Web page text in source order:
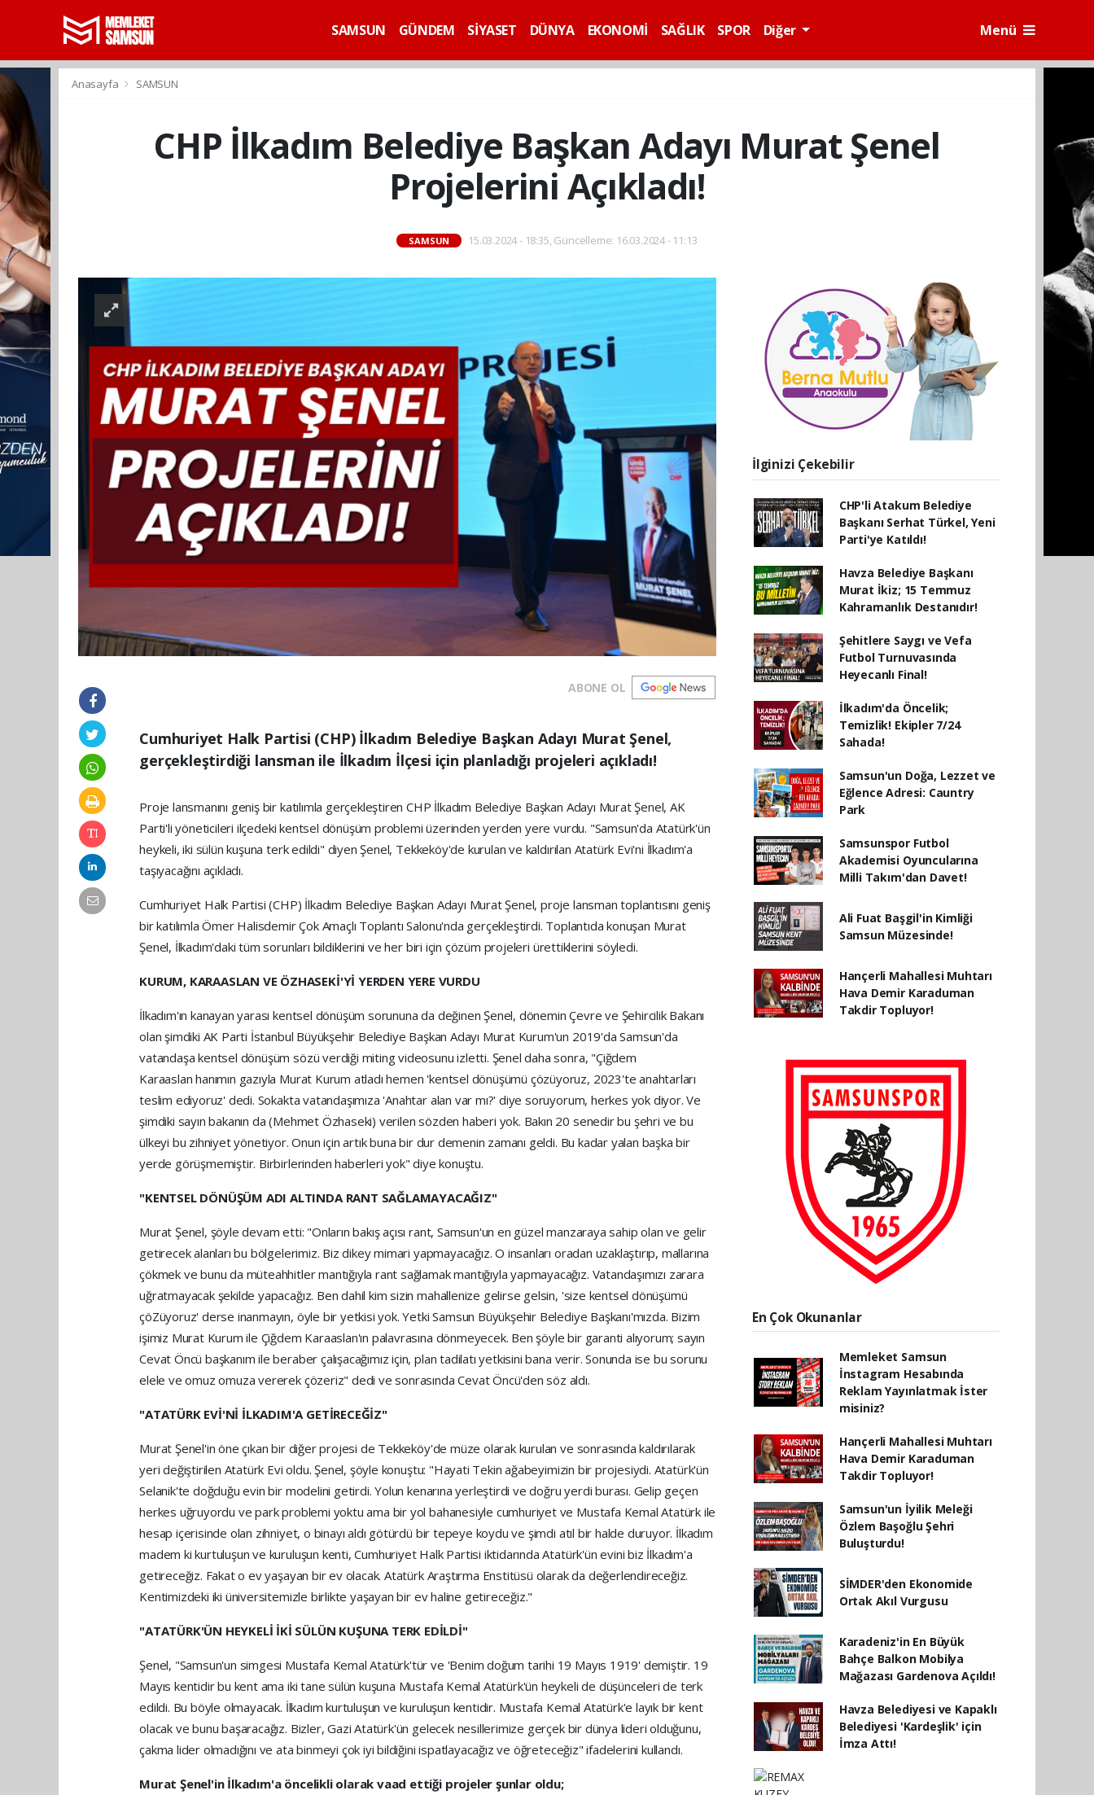
SAMSUN GÜNDEM SİYASET DÜNYA EKONOMİ SAĞLIK SPOR Diğer Menü
Anasayfa SAMSUN
CHP İlkadım Belediye Başkan Adayı Murat Şenel
Projelerini Açıkladı!
SAMSUN 15.03.2024 - 18:35, Güncelleme: 16.03.2024 - 11:13
ABONE OL
Cumhuriyet Halk Partisi (CHP) İlkadım Belediye Başkan Adayı Murat Şenel,
gerçekleştirdiği lansman ile İlkadım İlçesi için planladığı projeleri açıkladı!
Proje lansmanını geniş bir katılımla gerçekleştiren CHP İlkadım Belediye Başkan Adayı Murat Şenel, AK
Parti'li yöneticileri ilçedeki kentsel dönüşüm problemi üzerinden yerden yere vurdu. "Samsun'da Atatürk'ün
heykeli, iki sülün kuşuna terk edildi" diyen Şenel, Tekkeköy'de kurulan ve kaldırılan Atatürk Evi'ni İlkadım'a
taşıyacağını açıkladı.
Cumhuriyet Halk Partisi (CHP) İlkadım Belediye Başkan Adayı Murat Şenel, proje lansman toplantısını geniş
bir katılımla Ömer Halisdemir Çok Amaçlı Toplantı Salonu'nda gerçekleştirdi. Toplantıda konuşan Murat
Şenel, İlkadım'daki tüm sorunları bildiklerini ve her biri için çözüm projeleri ürettiklerini söyledi.
KURUM, KARAASLAN VE ÖZHASEKİ'Yİ YERDEN YERE VURDU
İlkadım'ın kanayan yarası kentsel dönüşüm sorununa da değinen Şenel, dönemin Çevre ve Şehircilik Bakanı
olan şimdiki AK Parti İstanbul Büyükşehir Belediye Başkan Adayı Murat Kurum'un 2019'da Samsun'da
vatandaşa kentsel dönüşüm sözü verdiği miting videosunu izletti. Şenel daha sonra, "Çiğdem
Karaaslan hanımın gazıyla Murat Kurum atladı hemen 'kentsel dönüşümü çözüyoruz, 2023'te anahtarları
teslim ediyoruz' dedi. Sokakta vatandaşımıza 'Anahtar alan var mı?' diye soruyorum, herkes yok diyor. Ve
şimdiki sayın bakanın da (Mehmet Özhaseki) verilen sözden haberi yok. Bakın 20 senedir bu şehri ve bu
ülkeyi bu zihniyet yönetiyor. Onun için artık buna bir dur demenin zamanı geldi. Bu kadar yalan başka bir
yerde görüşmemiştir. Birbirlerinden haberleri yok" diye konuştu.
"KENTSEL DÖNÜŞÜM ADI ALTINDA RANT SAĞLAMAYACAĞIZ"
Murat Şenel, şöyle devam etti: "Onların bakış açısı rant, Samsun'un en güzel manzaraya sahip olan ve gelir
getirecek alanları bu bölgelerimiz. Biz dikey mimari yapmayacağız. O insanları oradan uzaklaştırıp, mallarına
çökmek ve bunu da müteahhitler mantığıyla rant sağlamak mantığıyla yapmayacağız. Vatandaşımızı zarara
uğratmayacak şekilde yapacağız. Ben dahil kim sizin mahallenize gelirse gelsin, 'size kentsel dönüşümü
çöZüyoruz' derse inanmayın, öyle bir yetkisi yok. Yetki Samsun Büyükşehir Belediye Başkanı'mızda. Bizim
işimiz Murat Kurum ile Çiğdem Karaaslan'ın palavrasına dönmeyecek. Ben şöyle bir garanti alıyorum; sayın
Cevat Öncü başkanım ile beraber çalışacağımız için, plan tadilatı yetkisini bana verir. Sonunda ise bu sorunu
elele ve omuz omuza vererek çözeriz" dedi ve sonrasında Cevat Öncü'den söz aldı.
"ATATÜRK EVİ'Nİ İLKADIM'A GETİRECEĞİZ"
Murat Şenel'in öne çıkan bir diğer projesi de Tekkeköy'de müze olarak kurulan ve sonrasında kaldırılarak
yeri değiştirilen Atatürk Evi oldu. Şenel, şöyle konuştu: "Hayati Tekin ağabeyimizin bir projesiydi. Atatürk'ün
Selanik'te doğduğu evin bir modelini getirdi. Yolun kenarına yerleştirdi ve doğru yerdi burası. Gelip geçen
herkes uğruyordu ve park problemi yoktu ama bir yol bahanesiyle cumhuriyet ve Mustafa Kemal Atatürk ile
hesap içerisinde olan zihniyet, o binayı aldı götürdü bir tepeye koydu ve şimdi atıl bir halde duruyor. İlkadım
madem ki kurtuluşun ve kuruluşun kenti, Cumhuriyet Halk Partisi iktidarında Atatürk'ün evini biz İlkadım'a
getireceğiz. Fakat o ev yaşayan bir ev olacak. Atatürk Araştırma Enstitüsü olarak da değerlendireceğiz.
Kentimizdeki iki üniversitemizle birlikte yaşayan bir ev haline getireceğiz."
"ATATÜRK'ÜN HEYKELİ İKİ SÜLÜN KUŞUNA TERK EDİLDİ"
Şenel, "Samsun'un simgesi Mustafa Kemal Atatürk'tür ve 'Benim doğum tarihi 19 Mayıs 1919' demiştir. 19
Mayıs kentidir bu kent ama iki tane sülün kuşuna Mustafa Kemal Atatürk'ün heykeli de düşünceleri de terk
edildi. Bu böyle olmayacak. İlkadım kurtuluşun ve kuruluşun kentidir. Mustafa Kemal Atatürk'e layık bir kent
olacak ve bunu başaracağız. Bizler, Gazi Atatürk'ün gelecek nesillerimize gerçek bir dünya lideri olduğunu,
çakma lider olmadığını ve ata binmeyi çok iyi bildiğini ispatlayacağız ve öğreteceğiz" ifadelerini kullandı.
Murat Şenel'in İlkadım'a öncelikli olarak vaad ettiği projeler şunlar oldu;
İlginizi Çekebilir
CHP'li Atakum Belediye
Başkanı Serhat Türkel, Yeni
Parti'ye Katıldı!
Havza Belediye Başkanı
Murat İkiz; 15 Temmuz
Kahramanlık Destanıdır!
Şehitlere Saygı ve Vefa
Futbol Turnuvasında
Heyecanlı Final!
İlkadım'da Öncelik;
Temizlik! Ekipler 7/24
Sahada!
Samsun'un Doğa, Lezzet ve
Eğlence Adresi: Cauntry
Park
Samsunspor Futbol
Akademisi Oyuncularına
Milli Takım'dan Davet!
Ali Fuat Başgil'in Kimliği
Samsun Müzesinde!
Hançerli Mahallesi Muhtarı
Hava Demir Karaduman
Takdir Topluyor!
En Çok Okunanlar
Memleket Samsun
İnstagram Hesabında
Reklam Yayınlatmak İster
misiniz?
Hançerli Mahallesi Muhtarı
Hava Demir Karaduman
Takdir Topluyor!
Samsun'un İyilik Meleği
Özlem Başoğlu Şehri
Buluşturdu!
SİMDER'den Ekonomide
Ortak Akıl Vurgusu
Karadeniz'in En Büyük
Bahçe Balkon Mobilya
Mağazası Gardenova Açıldı!
Havza Belediyesi ve Kapaklı
Belediyesi 'Kardeşlik' için
İmza Attı!